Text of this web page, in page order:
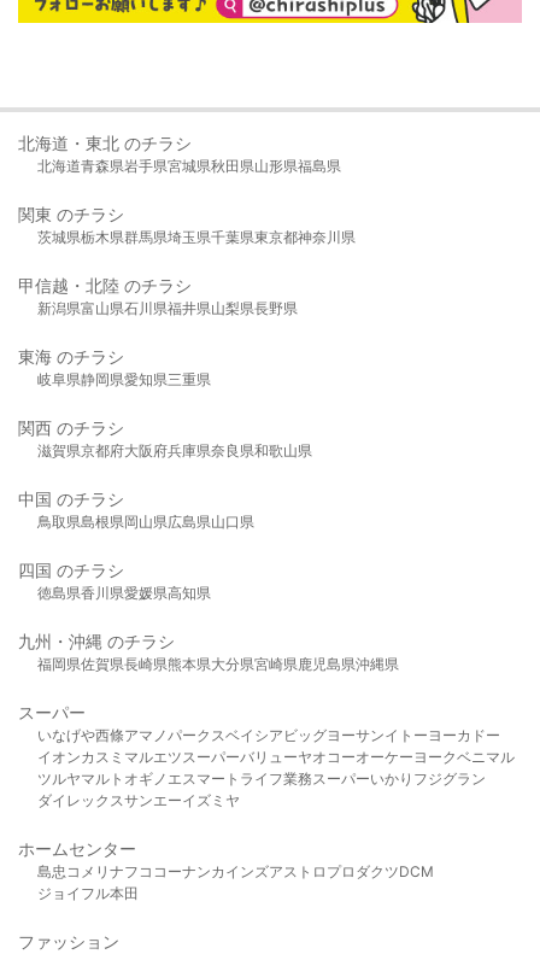
北海道・東北 のチラシ
北海道青森県岩手県宮城県秋田県山形県福島県
関東 のチラシ
茨城県栃木県群馬県埼玉県千葉県東京都神奈川県
甲信越・北陸 のチラシ
新潟県富山県石川県福井県山梨県長野県
東海 のチラシ
岐阜県静岡県愛知県三重県
関西 のチラシ
滋賀県京都府大阪府兵庫県奈良県和歌山県
中国 のチラシ
鳥取県島根県岡山県広島県山口県
四国 のチラシ
徳島県香川県愛媛県高知県
九州・沖縄 のチラシ
福岡県佐賀県長崎県熊本県大分県宮崎県鹿児島県沖縄県
スーパー
いなげや西條アマノパークスベイシア ビッグヨーサンイトーヨーカドー
イオンカスミ マルエツスーパーバリューヤオコーオーケー ヨークベニマル
ツルヤマルト オギノ エスマート ライフ業務スーパーいかり フジグラン
ダイレックスサンエーイズミヤ
ホームセンター
島忠 コメリ ナフコ コーナンカインズアストロプロダクツDCM
ジョイフル本田
ファッション